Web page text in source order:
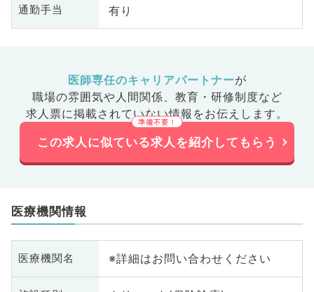
通勤手当 有り
医師専任のキャリアパートナーが
職場の雰囲気や人間関係、 教育・研修制度など
求人票に掲載されていない情報をお伝えします。
この求人に似ている求人を紹介してもらう
医療機関情報
医療機関名 ※詳細はお問い合わせください